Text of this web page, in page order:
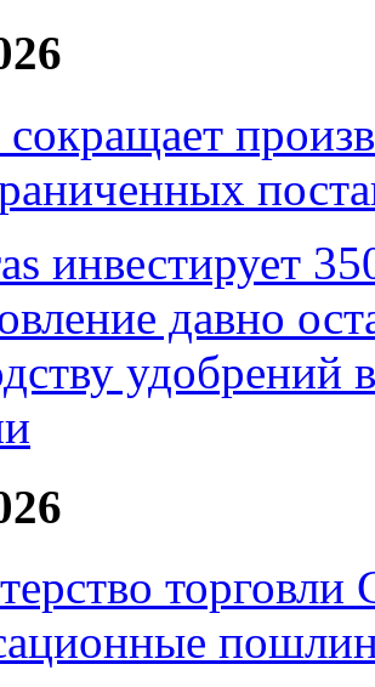
инвестирует
давно
удобрений